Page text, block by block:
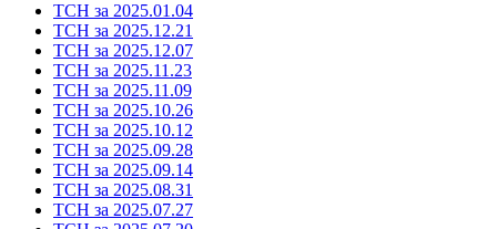
ТСН за 2025.01.04
ТСН за 2025.12.21
ТСН за 2025.12.07
ТСН за 2025.11.23
ТСН за 2025.11.09
ТСН за 2025.10.26
ТСН за 2025.10.12
ТСН за 2025.09.28
ТСН за 2025.09.14
ТСН за 2025.08.31
ТСН за 2025.07.27